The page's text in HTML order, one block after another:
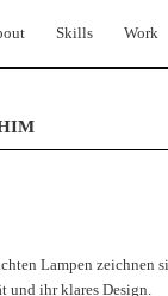
Skills Work
Lampen zeichnen
und ihr klares Design.